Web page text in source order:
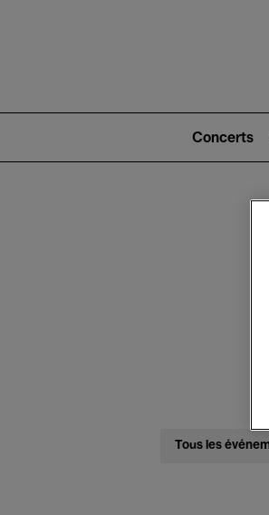
2)
Concerts
Tous les